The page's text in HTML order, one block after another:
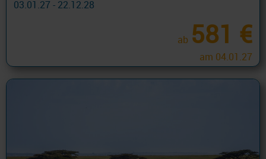
03.01.27 - 22.12.28
ab 581 €
am 04.01.27